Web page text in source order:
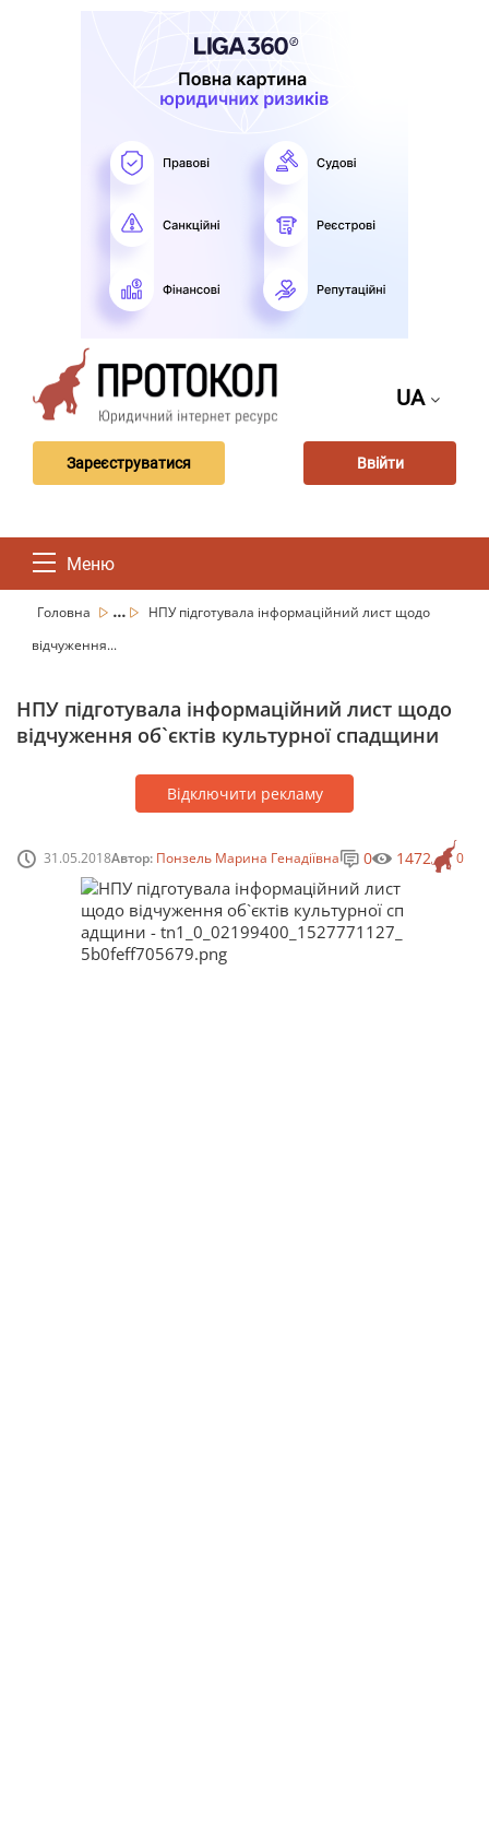
UA
Зареєструватися Ввійти
Меню
Головна ...
НПУ підготувала інформаційний лист щодо
відчуження...
НПУ підготувала інформаційний лист щодо
відчуження об`єктів культурної спадщини
Відключити рекламу
31.05.2018Автор: Понзель Марина Генадіївна 0
0 1472